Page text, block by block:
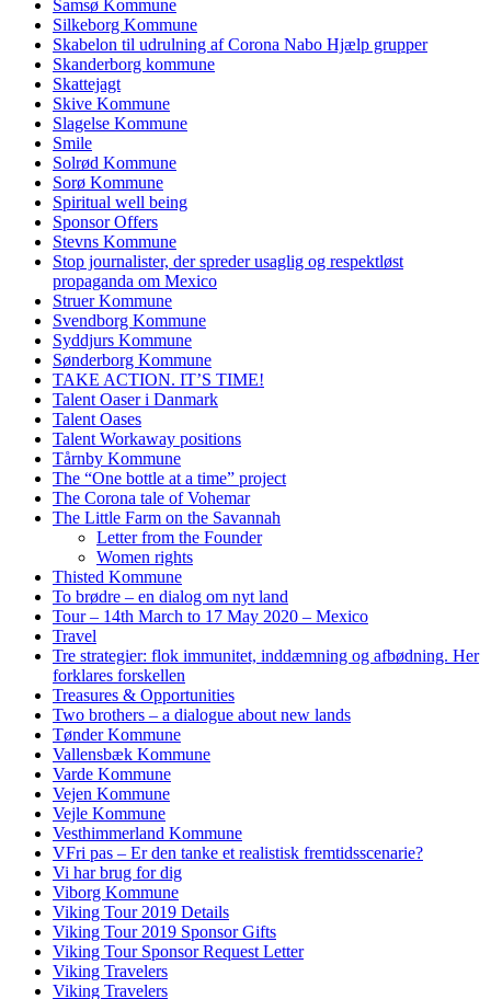
Samsø Kommune
Silkeborg Kommune
Skabelon til udrulning af Corona Nabo Hjælp grupper
Skanderborg kommune
Skattejagt
Skive Kommune
Slagelse Kommune
Smile
Solrød Kommune
Sorø Kommune
Spiritual well being
Sponsor Offers
Stevns Kommune
Stop journalister, der spreder usaglig og respektløst
propaganda om Mexico
Struer Kommune
Svendborg Kommune
Syddjurs Kommune
Sønderborg Kommune
TAKE ACTION. IT’S TIME!
Talent Oaser i Danmark
Talent Oases
Talent Workaway positions
Tårnby Kommune
The “One bottle at a time” project
The Corona tale of Vohemar
The Little Farm on the Savannah
Letter from the Founder
Women rights
Thisted Kommune
To brødre – en dialog om nyt land
Tour – 14th March to 17 May 2020 – Mexico
Travel
Tre strategier: flok immunitet, inddæmning og afbødning. Her
forklares forskellen
Treasures & Opportunities
Two brothers – a dialogue about new lands
Tønder Kommune
Vallensbæk Kommune
Varde Kommune
Vejen Kommune
Vejle Kommune
Vesthimmerland Kommune
VFri pas – Er den tanke et realistisk fremtidsscenarie?
Vi har brug for dig
Viborg Kommune
Viking Tour 2019 Details
Viking Tour 2019 Sponsor Gifts
Viking Tour Sponsor Request Letter
Viking Travelers
Viking Travelers